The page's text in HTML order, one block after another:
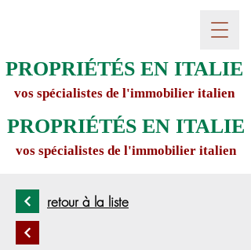
PROPRIÉTÉS EN ITALIE
vos spécialistes de l'immobilier italien
PROPRIÉTÉS EN ITALIE
vos spécialistes de l'immobilier italien
retour à la liste